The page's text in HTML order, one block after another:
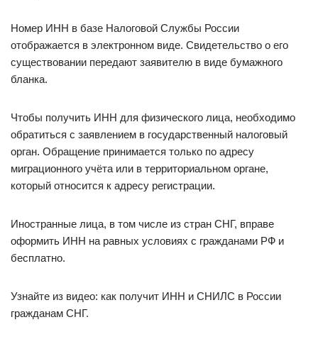
Номер ИНН в базе Налоговой Службы России
отображается в электронном виде. Свидетельство о его
существовании передают заявителю в виде бумажного
бланка.
Чтобы получить ИНН для физического лица, необходимо
обратиться с заявлением в государственный налоговый
орган. Обращение принимается только по адресу
миграционного учёта или в территориальном органе,
который относится к адресу регистрации.
Иностранные лица, в том числе из стран СНГ, вправе
оформить ИНН на равных условиях с гражданами РФ и
бесплатно.
Узнайте из видео: как получит ИНН и СНИЛС в России
гражданам СНГ.